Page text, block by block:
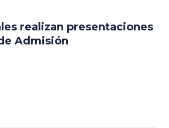
realizan presentaciones
Admisión